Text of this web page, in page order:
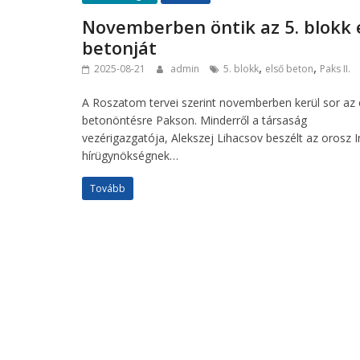
Novemberben öntik az 5. blokk
betonját
2025-08-21 admin 5. blokk, első beton, Paks II.
A Roszatom tervei szerint novemberben kerül sor az
betonöntésre Pakson. Minderről a társaság
vezérigazgatója, Alekszej Lihacsov beszélt az orosz
hírügynökségnek…
Tovább